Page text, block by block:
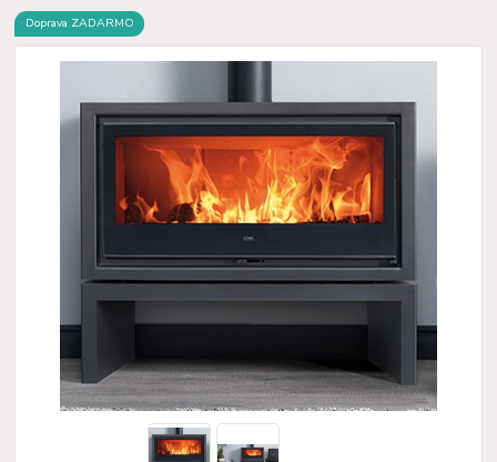
Doprava ZADARMO